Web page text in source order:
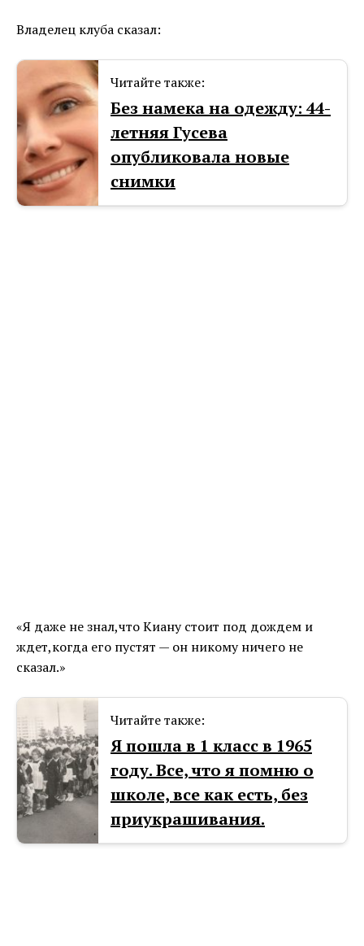
Владелец клуба сказал:
Читайте также:
Без намека на одежду: 44-
летняя Гусева
опубликовала новые
снимки
«Я даже не знал,что Киану стоит под дождем и
ждет,когда его пустят — он никому ничего не
сказал.»
Читайте также:
Я пошла в 1 класс в 1965
году. Все, что я помню о
школе, все как есть, без
приукрашивания.